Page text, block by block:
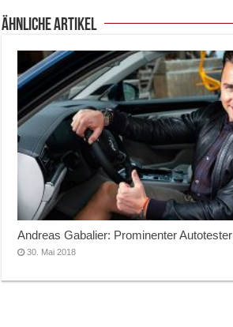
ähnliche Artikel
Andreas Gabalier: Prominenter Autotester
30. Mai 2018